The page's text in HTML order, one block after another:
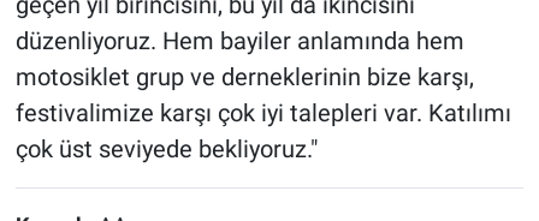
düzenliyoruz. Hem bayiler anlamında hem
motosiklet grup ve derneklerinin bize karşı,
festivalimize karşı çok iyi talepleri var. Katılımı
çok üst seviyede bekliyoruz."